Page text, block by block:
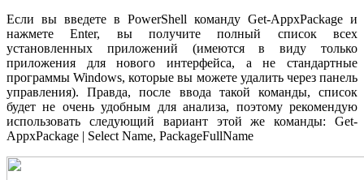
Если вы введете в PowerShell команду Get-AppxPackage и
нажмете Enter, вы получите полный список всех
установленных приложений (имеются в виду только
приложения для нового интерфейса, а не стандартные
программы Windows, которые вы можете удалить через панель
управления). Правда, после ввода такой команды, список
будет не очень удобным для анализа, поэтому рекомендую
использовать следующий вариант этой же команды: Get-
AppxPackage | Select Name, PackageFullName